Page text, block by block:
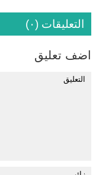
التعليقات (٠)
اضف تعليق